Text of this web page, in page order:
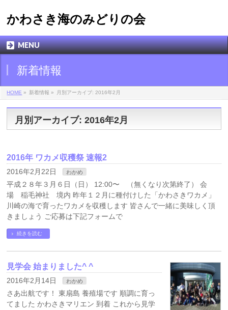
かわさき海のみどりの会
MENU
新着情報
HOME » 新着情報 » 月別アーカイブ: 2016年2月
月別アーカイブ: 2016年2月
2016年 ワカメ収穫祭 速報2
2016年2月22日 わかめ
平成２８年３月６日（日） 12:00〜 （無くなり次第終了） 会
場 稲毛神社 境内 昨年１２月に種付けした「かわさきワカメ」
川崎の海で育ったワカメを収穫します 皆さんで一緒に美味しく頂
きましょう ご応募は下記フォームで
続きを読む
見学会 始まりました^ ^
2016年2月14日 わかめ
さあ出航です！ 東扇島 養殖場です 順調に育っ
てました かわさきマリエン 到着 これから見学